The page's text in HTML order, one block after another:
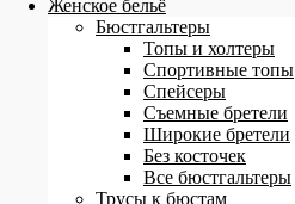
Женское бельё
Бюстгальтеры
Топы и холтеры
Спортивные топы
Спейсеры
Съемные бретели
Широкие бретели
Без косточек
Все бюстгальтеры
Трусы к бюстам